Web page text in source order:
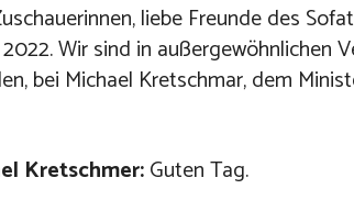
liebe Freunde des
Wir sind in
bei Michael Kretschmar, dem
Kretschmer:Guten Tag.